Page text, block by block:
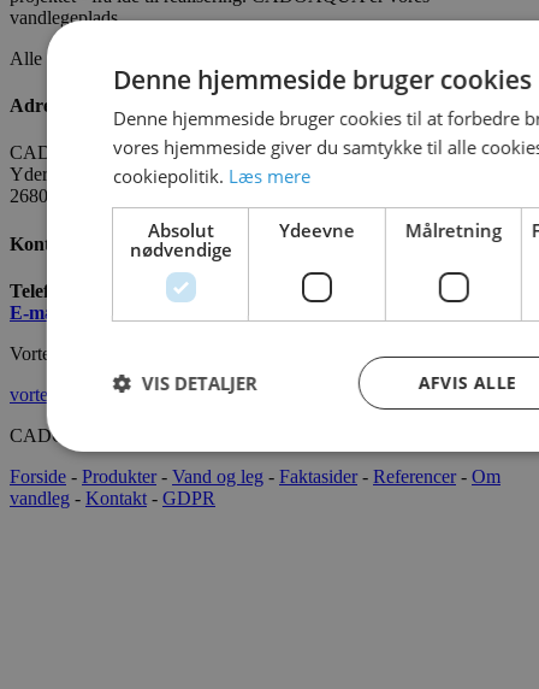
vandlegeplads.
Alle fakta om CADO er tilgængelige
Adresse
CADO AQUA Danmark
Yderholmvej 35
2680 Solrød
Kontakt os
Telefon:
+45 7022 2628
E-mail
Vortex International
vortex-intl.com
CADOAQUA® 2022 Alle rettigheder forbeholdes.
Forside - Produkter- Vand og leg - Faktasider- Referencer- Om
vandleg - Kontakt - GDPR
Denne hjemmeside bruger cookies
Denne hjemmeside bruger cookies til at forbedre
vores hjemmeside giver du samtykke til alle
cookiepolitik. Læs mere
Absolut
nødvendige
Ydeevne Målretning
AFVIS ALLE
VIS DETALJER